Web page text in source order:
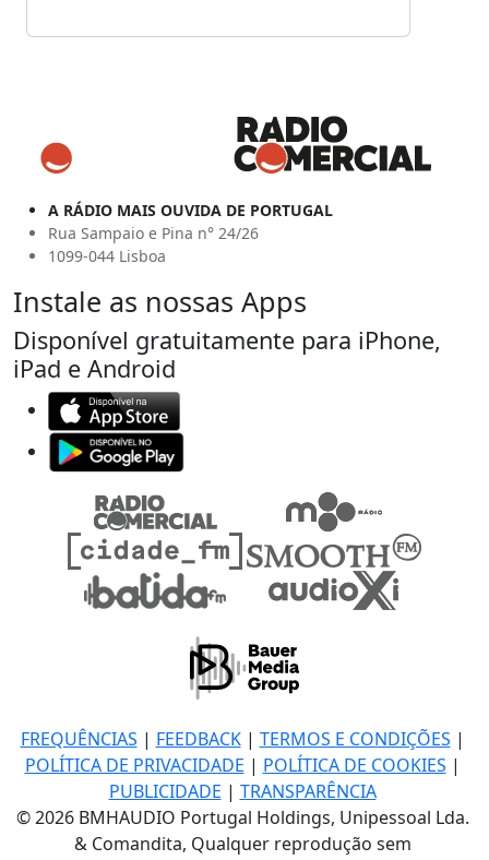
A RÁDIO MAIS OUVIDA DE PORTUGAL
Rua Sampaio e Pina n° 24/26
1099-044 Lisboa
Instale as nossas Apps
Disponível gratuitamente para iPhone,
iPad e Android
FREQUÊNCIAS | FEEDBACK| TERMOS E CONDIÇÕES |
POLÍTICA DE PRIVACIDADE | POLÍTICA DE COOKIES |
PUBLICIDADE | TRANSPARÊNCIA
© 2026 BMHAUDIO Portugal Holdings, Unipessoal Lda.
& Comandita, Qualquer reprodução sem